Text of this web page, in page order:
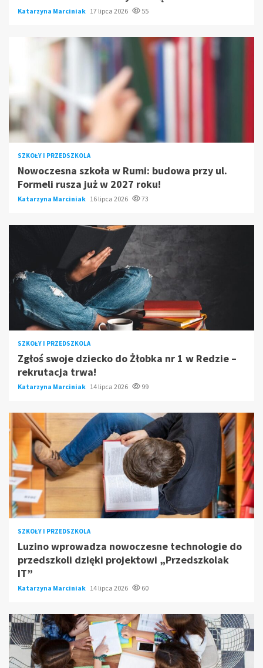
Katarzyna Marciniak 17 lipca 2026 55
SZKOŁY I PRZEDSZKOLA
Nowoczesna szkoła w Rumi: budowa przy ul.
Formeli rusza już w 2027 roku!
Katarzyna Marciniak 16 lipca 2026 73
SZKOŁY I PRZEDSZKOLA
Zgłoś swoje dziecko do Żłobka nr 1 w Redzie –
rekrutacja trwa!
Katarzyna Marciniak 14 lipca 2026 99
SZKOŁY I PRZEDSZKOLA
Luzino wprowadza nowoczesne technologie do
przedszkoli dzięki projektowi „Przedszkolak
IT”
Katarzyna Marciniak 14 lipca 2026 60